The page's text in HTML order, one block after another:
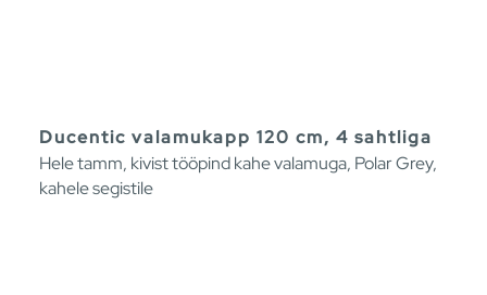
Ducentic valamukapp 120 cm, 4 sahtliga
Hele tamm, kivist tööpind kahe valamuga, Polar Grey,
kahele segistile